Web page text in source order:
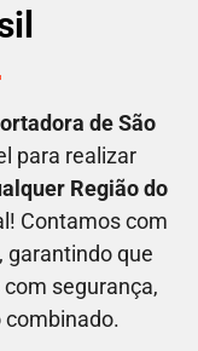
de São
para realizar
Região do
Contamos com
garantindo que
segurança,
combinado.